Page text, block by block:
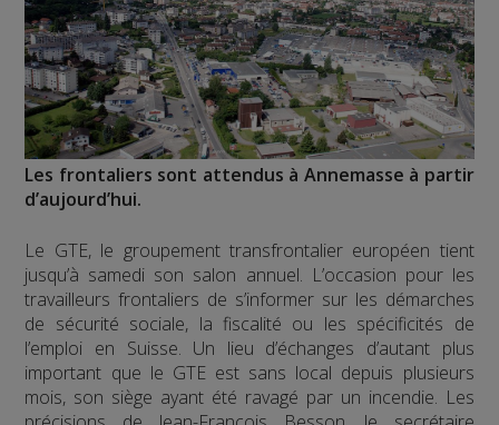
Les frontaliers sont attendus à Annemasse à partir
d’aujourd’hui.
Le GTE, le groupement transfrontalier européen tient
jusqu’à samedi son salon annuel. L’occasion pour les
travailleurs frontaliers de s’informer sur les démarches
de sécurité sociale, la fiscalité ou les spécificités de
l’emploi en Suisse. Un lieu d’échanges d’autant plus
important que le GTE est sans local depuis plusieurs
mois, son siège ayant été ravagé par un incendie. Les